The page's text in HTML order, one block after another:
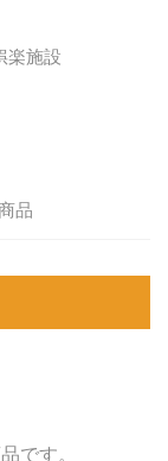
楽施設
品
です。